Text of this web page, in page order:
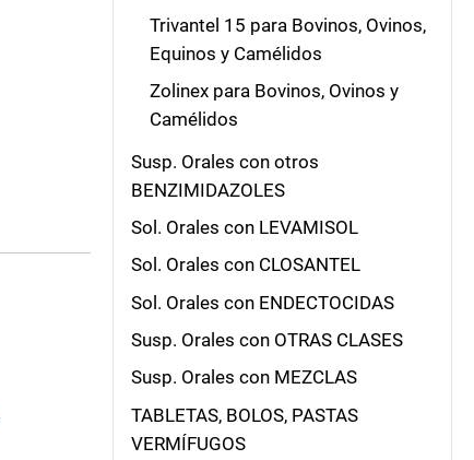
Trivantel 15 para Bovinos, Ovinos,
Equinos y Camélidos
Zolinex para Bovinos, Ovinos y
Camélidos
Susp. Orales con otros
BENZIMIDAZOLES
Sol. Orales con LEVAMISOL
Sol. Orales con CLOSANTEL
Sol. Orales con ENDECTOCIDAS
Susp. Orales con OTRAS CLASES
Susp. Orales con MEZCLAS
TABLETAS, BOLOS, PASTAS
VERMÍFUGOS